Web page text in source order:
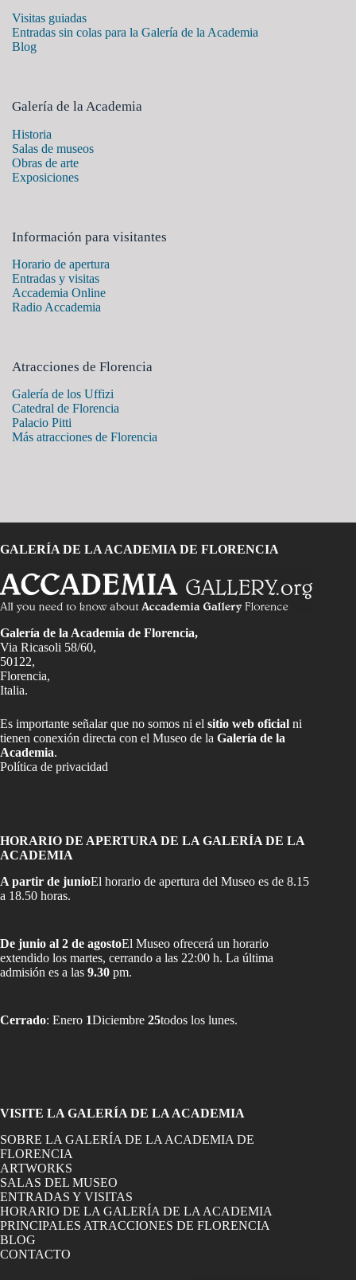
Visitas guiadas
Entradas sin colas para la Galería de la Academia
Blog
Galería de la Academia
Historia
Salas de museos
Obras de arte
Exposiciones
Información para visitantes
Horario de apertura
Entradas y visitas
Accademia Online
Radio Accademia
Atracciones de Florencia
Galería de los Uffizi
Catedral de Florencia
Palacio Pitti
Más atracciones de Florencia
GALERÍA DE LA ACADEMIA DE FLORENCIA
Galería de la Academia de Florencia,
Via Ricasoli 58/60,
50122,
Florencia,
Italia.
Es importante señalar que no somos ni el sitio web oficial ni
tienen conexión directa con el Museo de la Galería de la
Academia.
Política de privacidad
HORARIO DE APERTURA DE LA GALERÍA DE LA
ACADEMIA
A partir de junioEl horario de apertura del Museo es de 8.15
a 18.50 horas.
De junio al 2 de agostoEl Museo ofrecerá un horario
extendido los martes, cerrando a las 22:00 h. La última
admisión es a las 9.30 pm.
Cerrado: Enero 1Diciembre 25todos los lunes.
VISITE LA GALERÍA DE LA ACADEMIA
SOBRE LA GALERÍA DE LA ACADEMIA DE
FLORENCIA
ARTWORKS
SALAS DEL MUSEO
ENTRADAS Y VISITAS
HORARIO DE LA GALERÍA DE LA ACADEMIA
PRINCIPALES ATRACCIONES DE FLORENCIA
BLOG
CONTACTO